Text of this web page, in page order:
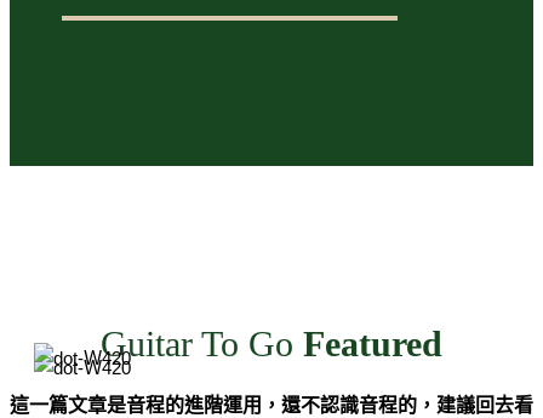
Guitar To Go Featured
這一篇文章是音程的進階運用，還不認識音程的，建議回去看